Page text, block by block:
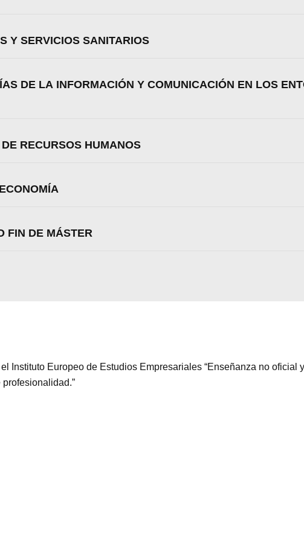
Y SERVICIOS SANITARIOS
DE LA INFORMACIÓN Y COMUNICACIÓN EN LOS
RECURSOS HUMANOS
FIN DE MÁSTER
Instituto Europeo de Estudios Empresariales “Enseñanza no oficial